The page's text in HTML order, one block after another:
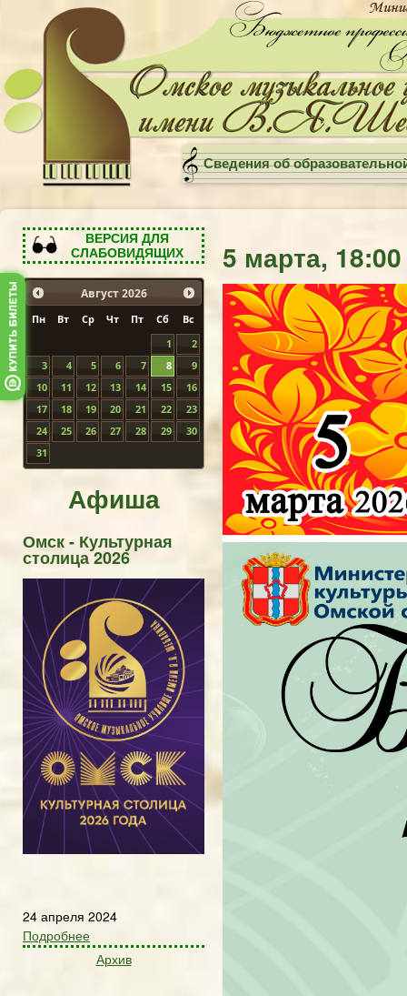
Сведения об
ВЕРСИЯ ДЛЯ
СЛАБОВИДЯЩИХ
Август 2026
Пн Вт Ср Чт Пт Сб
Вс
1
2
3
4 5 6 7 8
9
10
11 12 13 14 15
16
17
18 19 20 21 22
23
24
25 26 27 28 29
30
31
Афиша
Омск - Культурная
столица 2026
24 апреля 2024
Подробнее
Архив
5 марта,